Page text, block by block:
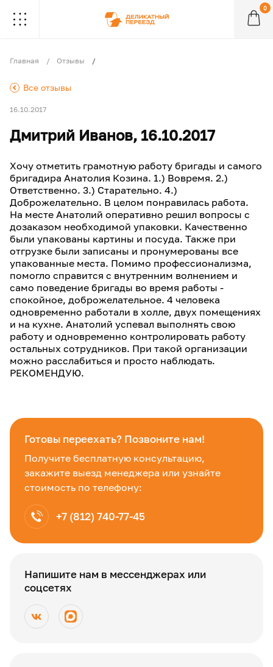
. . .
. . .
0
Главная Отзывы
Все отзывы
.
16.10.2017
Дмитрий Иванов, 16.10.2017
Хочу отметить грамотную работу бригады и самого
бригадира Анатолия Козина. 1.) Вовремя. 2.)
Ответственно. 3.) Старательно. 4.)
Доброжелательно. В целом понравилась работа.
На месте Анатолий оперативно решил вопросы с
дозаказом необходимой упаковки. Качественно
были упакованы картины и посуда. Также при
отгрузке были записаны и пронумерованы все
упакованные места. Помимо профессионализма,
помогло справится с внутренним волнением и
само поведение бригады во время работы -
спокойное, доброжелательное. 4 человека
одновременно работали в холле, двух помещениях
и на кухне. Анатолий успевал выполнять свою
работу и одновременно контролировать работу
остальных сотрудников. При такой организации
можно расслабиться и просто наблюдать.
РЕКОМЕНДУЮ.
Готовы переехать? Позвоните нам!
Получите бесплатную консультацию,
закажите выезд менеджера или узнайте
стоимость по телефону:
+7 (812) 740-77-45
Напишите нам в мессенджерах или
соцсетях